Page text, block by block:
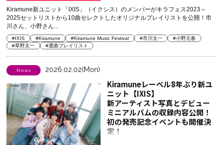
Kiramune新ユニット「IXIS」（イクシス）のメンバーがキラフェス2023～
2025セットリストから10曲セレクトしたオリジナルプレイリストを公開！市
川さん、小野さん...
#IXIS #Kiramune #Kiramune Music Festival #市川太一
#小野元春
#草野太一
#選曲プレイリスト
News 2026.02.02(Mon)
Kiramuneレーベル8年ぶり新ユ
ニット【IXIS】
新アーティスト写真とデビュー
ミニアルバムの収録内容公開！
初の発売記念イベントも開催決
定！